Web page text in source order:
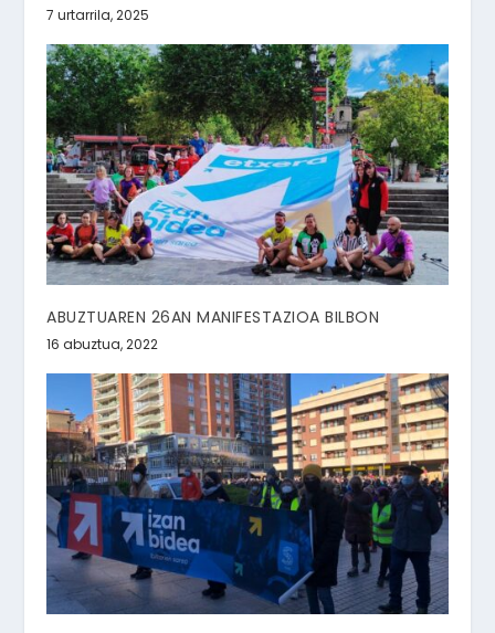
7 urtarrila, 2025
ABUZTUAREN 26AN MANIFESTAZIOA BILBON
16 abuztua, 2022